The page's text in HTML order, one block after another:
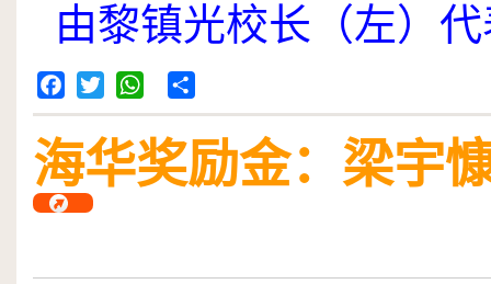
由黎镇光校长（左）
Facebook
TwitterWhatsApp
Share
海华奖励金：梁宇